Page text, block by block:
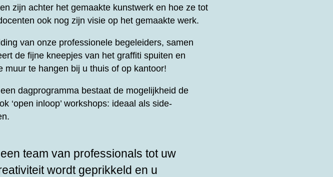
zijn achter het gemaakte kunstwerk en hoe ze tot
ook nog zijn visie op het gemaakte werk.
van onze professionele begeleiders, samen
de fijne kneepjes van het graffiti spuiten en
te hangen bij u thuis of op kantoor!
dagprogramma bestaat de mogelijkheid de
‘open inloop’ workshops: ideaal als side-
team van professionals tot uw
wordt geprikkeld en u